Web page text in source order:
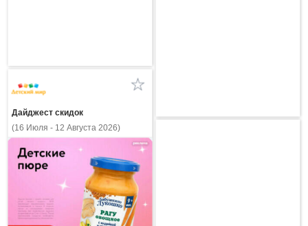
Дайджест скидок
(16 Июля - 12 Августа 2026)